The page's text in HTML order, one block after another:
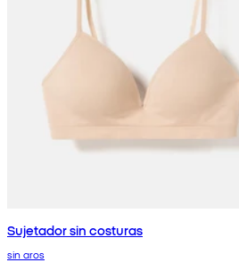
Sujetador sin costuras
sin aros